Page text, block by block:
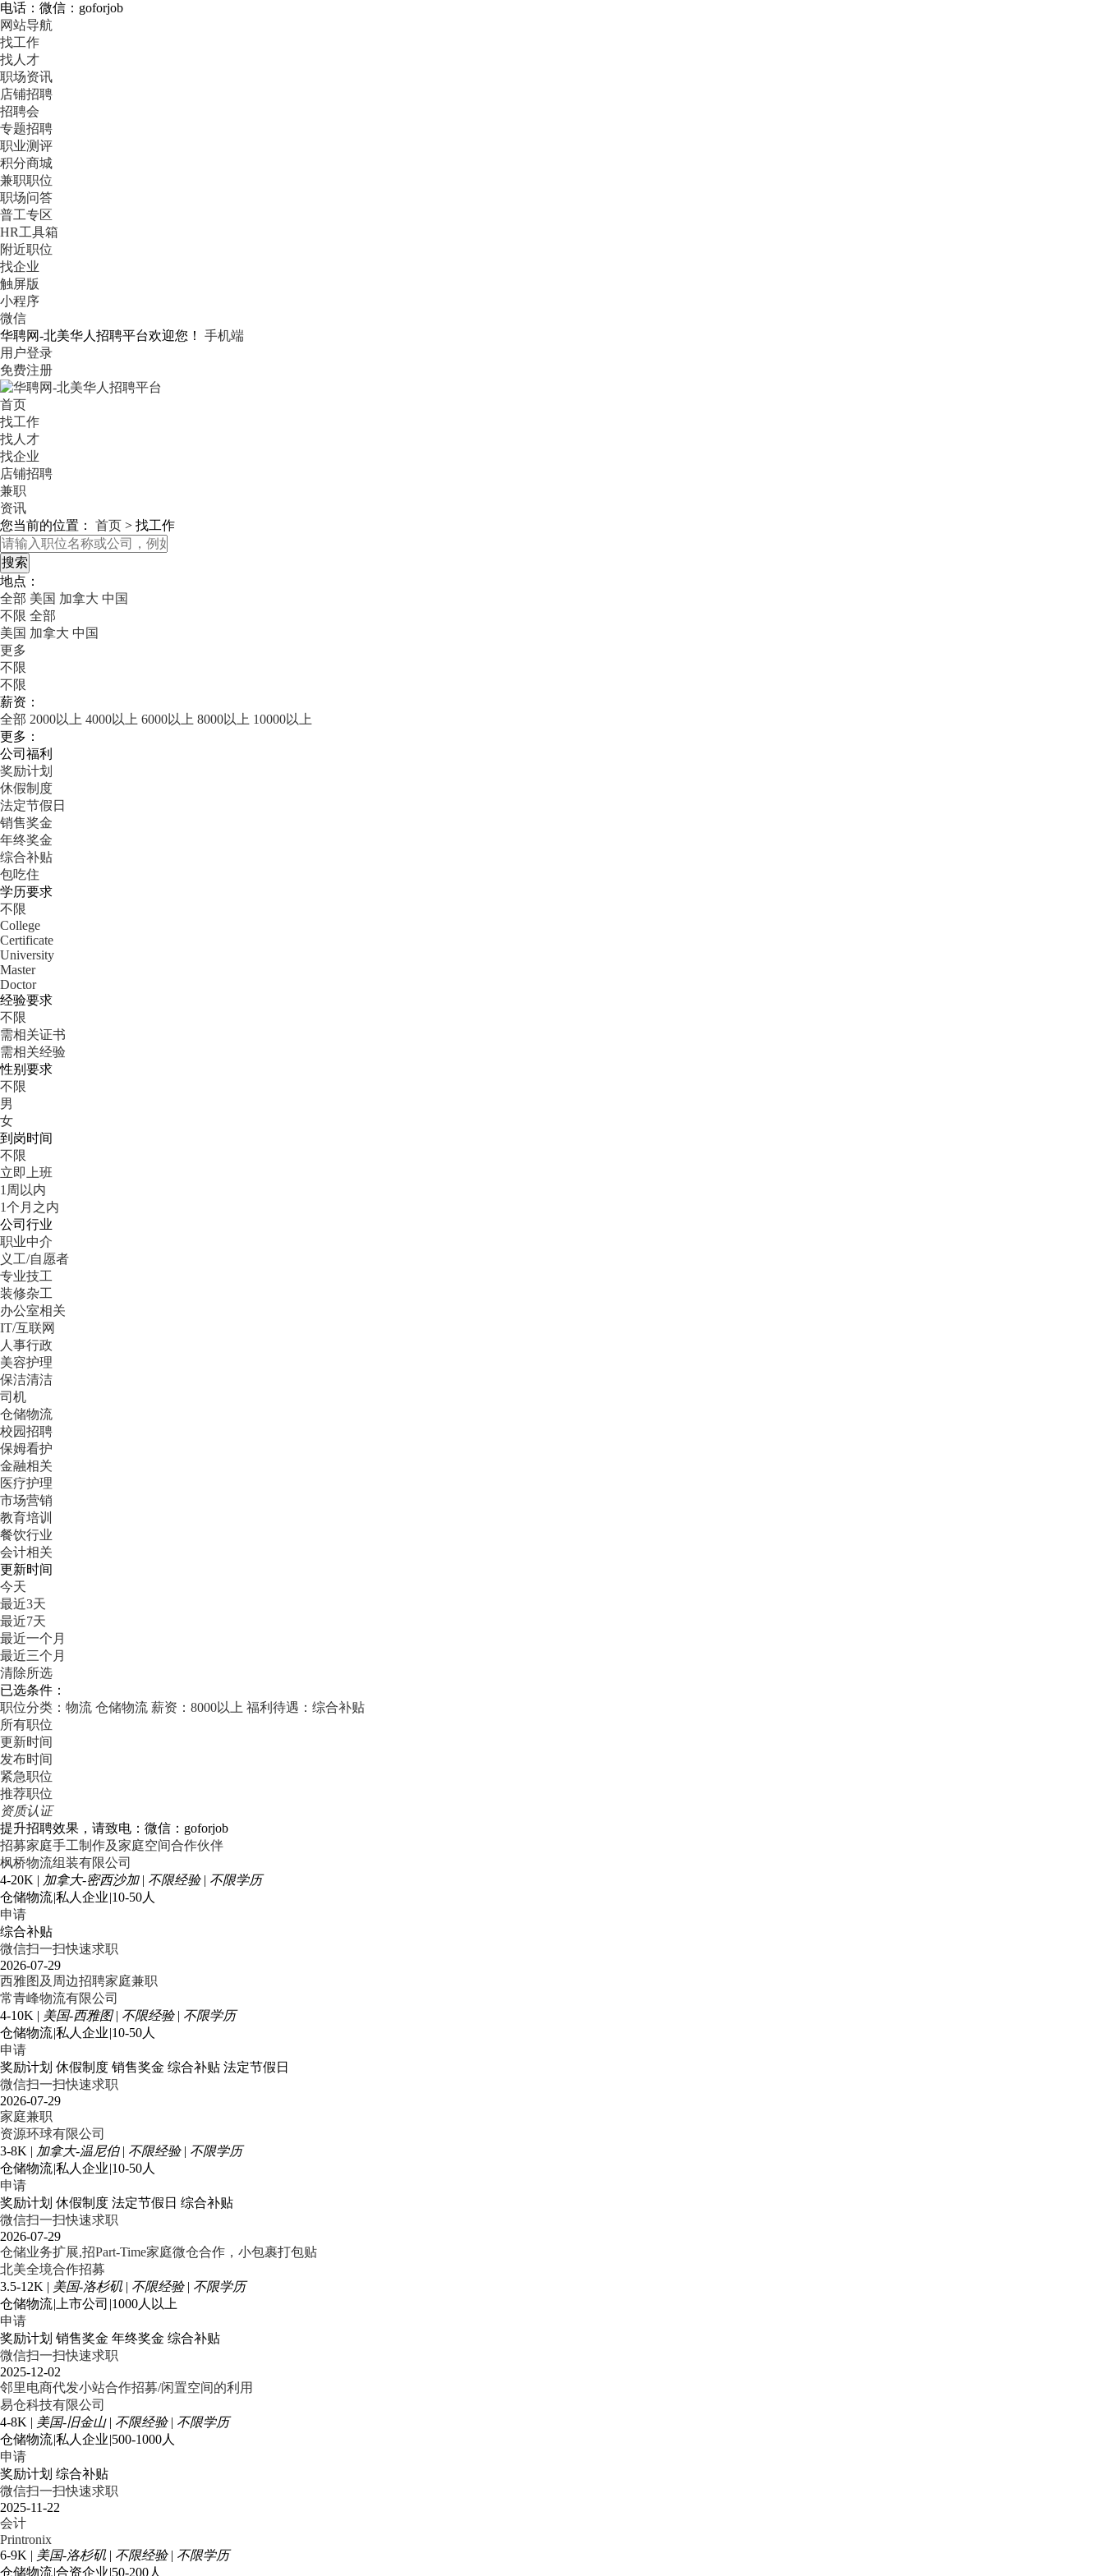
电话：微信：goforjob
网站导航
找工作
找人才
职场资讯
店铺招聘
招聘会
专题招聘
职业测评
积分商城
兼职职位
职场问答
普工专区
HR工具箱
附近职位
找企业
触屏版
小程序
微信
华聘网-北美华人招聘平台欢迎您！
手机端
用户登录
免费注册
首页
找工作
找人才
找企业
店铺招聘
兼职
资讯
您当前的位置： 首页 > 找工作
地点：
全部 美国 加拿大 中国
不限 全部
美国 加拿大 中国
更多
不限
不限
薪资：
全部 2000以上 4000以上 6000以上 8000以上 10000以上
更多：
公司福利
奖励计划
休假制度
法定节假日
销售奖金
年终奖金
综合补贴
包吃住
学历要求
不限
College
Certificate
University
Master
Doctor
经验要求
不限
需相关证书
需相关经验
性别要求
不限
男
女
到岗时间
不限
立即上班
1周以内
1个月之内
公司行业
职业中介
义工/自愿者
专业技工
装修杂工
办公室相关
IT/互联网
人事行政
美容护理
保洁清洁
司机
仓储物流
校园招聘
保姆看护
金融相关
医疗护理
市场营销
教育培训
餐饮行业
会计相关
更新时间
今天
最近3天
最近7天
最近一个月
最近三个月
清除所选
已选条件：
职位分类：物流 仓储物流 薪资：8000以上 福利待遇：综合补贴
所有职位
更新时间
发布时间
紧急职位
推荐职位
资质认证
提升招聘效果，请致电：微信：goforjob
招募家庭手工制作及家庭空间合作伙伴
枫桥物流组装有限公司
4-20K | 加拿大-密西沙加 | 不限经验 | 不限学历
仓储物流|私人企业|10-50人
申请
综合补贴
微信扫一扫快速求职
2026-07-29
西雅图及周边招聘家庭兼职
常青峰物流有限公司
4-10K | 美国-西雅图 | 不限经验 | 不限学历
仓储物流|私人企业|10-50人
申请
奖励计划 休假制度 销售奖金 综合补贴 法定节假日
微信扫一扫快速求职
2026-07-29
家庭兼职
资源环球有限公司
3-8K | 加拿大-温尼伯 | 不限经验 | 不限学历
仓储物流|私人企业|10-50人
申请
奖励计划 休假制度 法定节假日 综合补贴
微信扫一扫快速求职
2026-07-29
仓储业务扩展,招Part-Time家庭微仓合作，小包裹打包贴
北美全境合作招募
3.5-12K | 美国-洛杉矶 | 不限经验 | 不限学历
仓储物流| 上市公司 |1000人以上
申请
奖励计划 销售奖金 年终奖金 综合补贴
微信扫一扫快速求职
2025-12-02
邻里电商代发小站合作招募/闲置空间的利用
易仓科技有限公司
4-8K | 美国-旧金山 | 不限经验 | 不限学历
仓储物流|私人企业|500-1000人
申请
奖励计划 综合补贴
微信扫一扫快速求职
2025-11-22
会计
Printronix
6-9K | 美国-洛杉矶 | 不限经验 | 不限学历
仓储物流|合资企业|50-200人